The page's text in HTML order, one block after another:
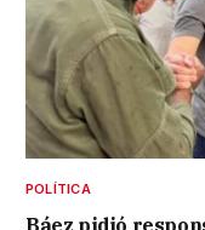
POLÍTICA
Báez pidió